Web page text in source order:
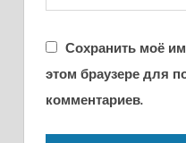
Сохранить моё
этом браузере для
комментариев.